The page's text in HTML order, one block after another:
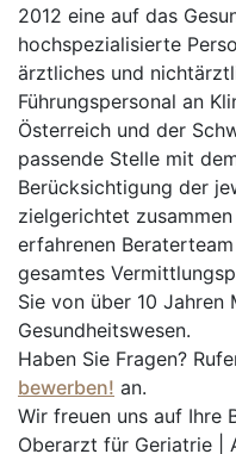
2012 eine auf das
hochspezialisierte
ärztliches und
Führungspersonal an
Österreich und der
passende Stelle mit
Berücksichtigung der
zielgerichtet
erfahrenen
gesamtes
Sie von über 10 Jahren
Gesundheitswesen.
Haben Sie Fragen?
bewerben! an.
Wir freuen uns auf Ihre
Oberarzt für Geriatrie |